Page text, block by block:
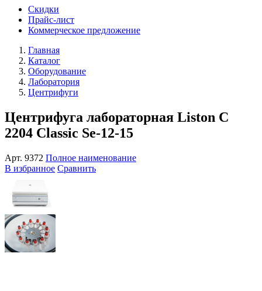
Скидки
Прайс-лист
Коммерческое предложение
Главная
Каталог
Оборудование
Лаборатория
Центрифуги
Центрифуга лабораторная Liston C
2204 Classic Se-12-15
Арт. 9372 Полное наименование
В избранное Сравнить